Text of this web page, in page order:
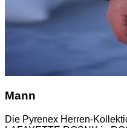
Mann
Die Pyrenex Herren-